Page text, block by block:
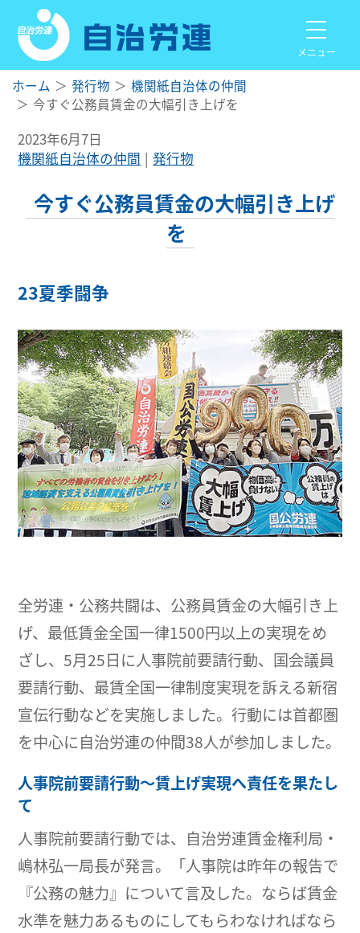
メニュー
ホーム 発行物
機関紙自治体の仲間
今すぐ公務員賃金の大幅引き上げを
2023年6月7日
機関紙自治体の仲間
発行物
今すぐ公務員賃金の大幅引き上げ
を
23夏季闘争
全労連・公務共闘は、公務員賃金の大幅引き上
げ、最低賃金全国一律1500円以上の実現をめ
ざし、5月25日に人事院前要請行動、国会議員
要請行動、最賃全国一律制度実現を訴える新宿
宣伝行動などを実施しました。行動には首都圏
を中心に自治労連の仲間38人が参加しました。
人事院前要請行動～賃上げ実現へ責任を果たし
て
人事院前要請行動では、自治労連賃金権利局・
嶋林弘一局長が発言。「人事院は昨年の報告で
『公務の魅力』について言及した。ならば賃金
水準を魅力あるものにしてもらわなければなら